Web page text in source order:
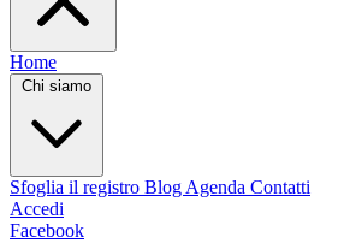
Home
Chi siamo
Sfoglia il registro Blog Agenda Contatti
Accedi
Facebook